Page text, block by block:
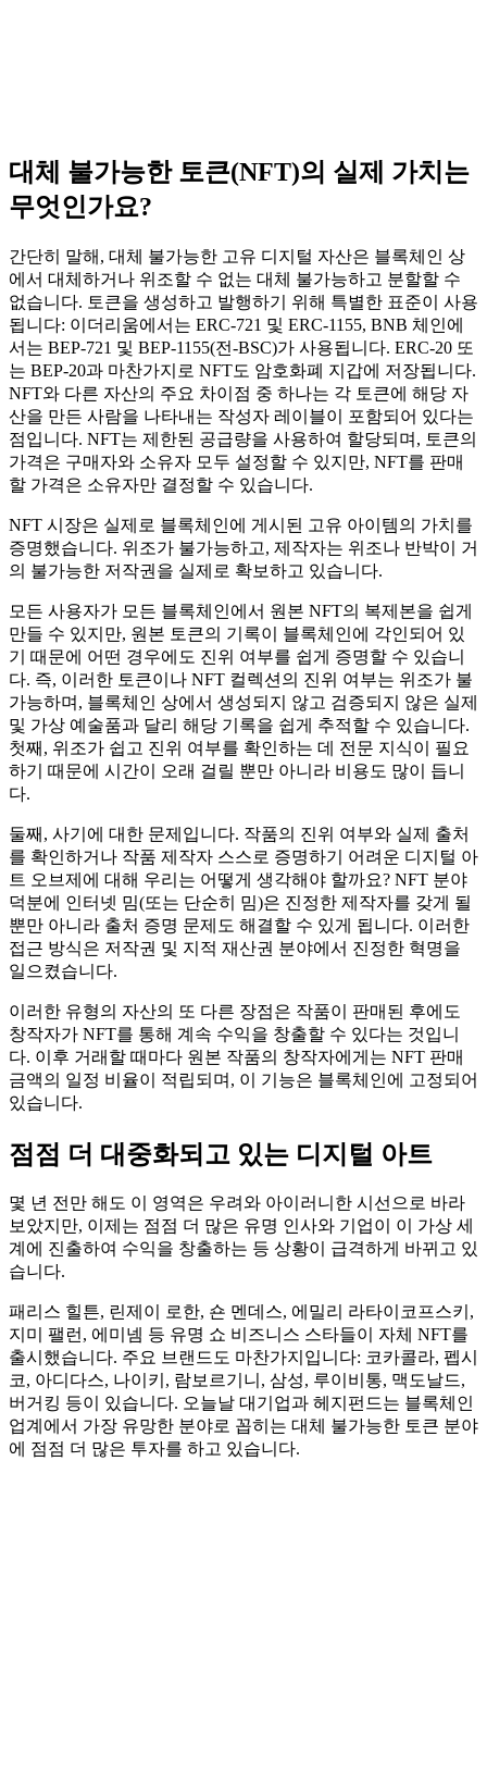
대체 불가능한 토큰(NFT)의 실제 가치는
무엇인가요?
간단히 말해, 대체 불가능한 고유 디지털 자산은 블록체인 상
에서 대체하거나 위조할 수 없는 대체 불가능하고 분할할 수
없습니다. 토큰을 생성하고 발행하기 위해 특별한 표준이 사용
됩니다: 이더리움에서는 ERC-721 및 ERC-1155, BNB 체인에
서는 BEP-721 및 BEP-1155(전-BSC)가 사용됩니다. ERC-20 또
는 BEP-20과 마찬가지로 NFT도 암호화폐 지갑에 저장됩니다.
NFT와 다른 자산의 주요 차이점 중 하나는 각 토큰에 해당 자
산을 만든 사람을 나타내는 작성자 레이블이 포함되어 있다는
점입니다. NFT는 제한된 공급량을 사용하여 할당되며, 토큰의
가격은 구매자와 소유자 모두 설정할 수 있지만, NFT를 판매
할 가격은 소유자만 결정할 수 있습니다.
NFT 시장은 실제로 블록체인에 게시된 고유 아이템의 가치를
증명했습니다. 위조가 불가능하고, 제작자는 위조나 반박이 거
의 불가능한 저작권을 실제로 확보하고 있습니다.
모든 사용자가 모든 블록체인에서 원본 NFT의 복제본을 쉽게
만들 수 있지만, 원본 토큰의 기록이 블록체인에 각인되어 있
기 때문에 어떤 경우에도 진위 여부를 쉽게 증명할 수 있습니
다. 즉, 이러한 토큰이나 NFT 컬렉션의 진위 여부는 위조가 불
가능하며, 블록체인 상에서 생성되지 않고 검증되지 않은 실제
및 가상 예술품과 달리 해당 기록을 쉽게 추적할 수 있습니다.
첫째, 위조가 쉽고 진위 여부를 확인하는 데 전문 지식이 필요
하기 때문에 시간이 오래 걸릴 뿐만 아니라 비용도 많이 듭니
다.
둘째, 사기에 대한 문제입니다. 작품의 진위 여부와 실제 출처
를 확인하거나 작품 제작자 스스로 증명하기 어려운 디지털 아
트 오브제에 대해 우리는 어떻게 생각해야 할까요? NFT 분야
덕분에 인터넷 밈(또는 단순히 밈)은 진정한 제작자를 갖게 될
뿐만 아니라 출처 증명 문제도 해결할 수 있게 됩니다. 이러한
접근 방식은 저작권 및 지적 재산권 분야에서 진정한 혁명을
일으켰습니다.
이러한 유형의 자산의 또 다른 장점은 작품이 판매된 후에도
창작자가 NFT를 통해 계속 수익을 창출할 수 있다는 것입니
다. 이후 거래할 때마다 원본 작품의 창작자에게는 NFT 판매
금액의 일정 비율이 적립되며, 이 기능은 블록체인에 고정되어
있습니다.
점점 더 대중화되고 있는 디지털 아트
몇 년 전만 해도 이 영역은 우려와 아이러니한 시선으로 바라
보았지만, 이제는 점점 더 많은 유명 인사와 기업이 이 가상 세
계에 진출하여 수익을 창출하는 등 상황이 급격하게 바뀌고 있
습니다.
패리스 힐튼, 린제이 로한, 숀 멘데스, 에밀리 라타이코프스키,
지미 팰런, 에미넴 등 유명 쇼 비즈니스 스타들이 자체 NFT를
출시했습니다. 주요 브랜드도 마찬가지입니다: 코카콜라, 펩시
코, 아디다스, 나이키, 람보르기니, 삼성, 루이비통, 맥도날드,
버거킹 등이 있습니다. 오늘날 대기업과 헤지펀드는 블록체인
업계에서 가장 유망한 분야로 꼽히는 대체 불가능한 토큰 분야
에 점점 더 많은 투자를 하고 있습니다.